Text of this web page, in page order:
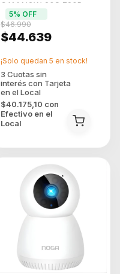
CAM NGW-20S 720P
355? HD 2.4G (NGW-20S)
$44.639
$46.990
5% OFF
$40.175,10 con
Efectivo en el
Local
¡Solo quedan 5 en stock!